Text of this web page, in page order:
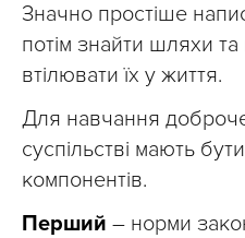
Значно простіше
потім знайти шляхи
втілювати їх у життя.
Для навчання
суспільстві мають
компонентів.
Перший – норми